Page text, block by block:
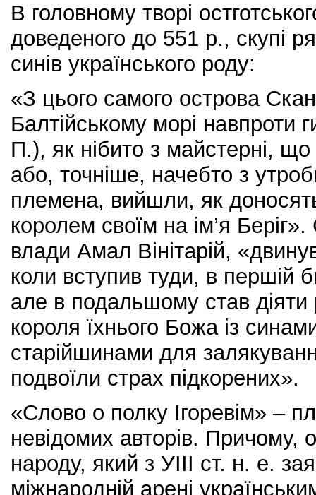
В головному творі
доведеного до 551 р., скупі
синів українського роду:
«З цього самого острова
Балтійському морі навпроти
П.), як нібито з майстерні,
або, точніше, начебто з
племена, вийшли, як
королем своїм на ім’я
влади Амал Вінітарій,
коли вступив туди, в першій
але в подальшому став діяти
короля їхнього Божа із
старійшинами для
подвоїли страх підкорених».
«Слово о полку Ігоревім» –
невідомих авторів. Причому,
народу, який з УІІІ ст. н. е.
міжнародній арені